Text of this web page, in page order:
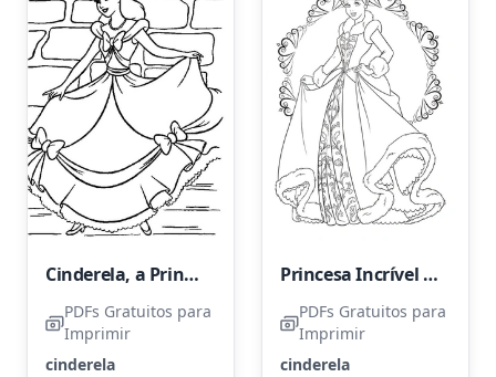
Cinderela, a Princesa da Elegância
PDFs Gratuitos para
Imprimir
cinderela
Princesa Incrível Cinderela
PDFs Gratuitos para
Imprimir
cinderela